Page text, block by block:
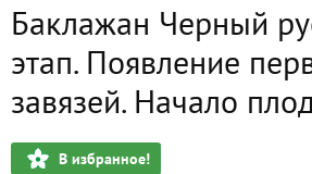
Баклажан Черный
этап. Появление
завязей. Начало
В избранное!